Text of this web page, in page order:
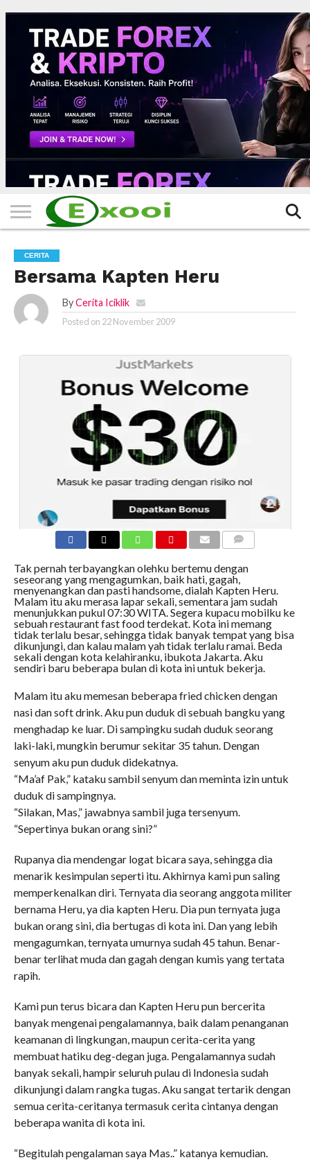
HOME
FILTER
BERITA
BIODATA
CERITA
CERPEN
EKSKLUSIF
FOTO
VIDEO
TIPS
MORE
CERITA
Bersama Kapten Heru
By Cerita Iciklik
Posted on 22 November 2009
Tak pernah terbayangkan olehku bertemu dengan
seseorang yang mengagumkan, baik hati, gagah,
menyenangkan dan pasti handsome, dialah Kapten Heru.
Malam itu aku merasa lapar sekali, sementara jam sudah
menunjukkan pukul 07:30 WITA. Segera kupacu mobilku ke
sebuah restaurant fast food terdekat. Kota ini memang
tidak terlalu besar, sehingga tidak banyak tempat yang bisa
dikunjungi, dan kalau malam yah tidak terlalu ramai. Beda
sekali dengan kota kelahiranku, ibukota Jakarta. Aku
sendiri baru beberapa bulan di kota ini untuk bekerja.
Malam itu aku memesan beberapa fried chicken dengan
nasi dan soft drink. Aku pun duduk di sebuah bangku yang
menghadap ke luar. Di sampingku sudah duduk seorang
laki-laki, mungkin berumur sekitar 35 tahun. Dengan
senyum aku pun duduk didekatnya.
“Ma’af Pak,” kataku sambil senyum dan meminta izin untuk
duduk di sampingnya.
“Silakan, Mas,” jawabnya sambil juga tersenyum.
“Sepertinya bukan orang sini?”
Rupanya dia mendengar logat bicara saya, sehingga dia
menarik kesimpulan seperti itu. Akhirnya kami pun saling
memperkenalkan diri. Ternyata dia seorang anggota militer
bernama Heru, ya dia kapten Heru. Dia pun ternyata juga
bukan orang sini, dia bertugas di kota ini. Dan yang lebih
mengagumkan, ternyata umurnya sudah 45 tahun. Benar-
benar terlihat muda dan gagah dengan kumis yang tertata
rapih.
Kami pun terus bicara dan Kapten Heru pun bercerita
banyak mengenai pengalamannya, baik dalam penanganan
keamanan di lingkungan, maupun cerita-cerita yang
membuat hatiku deg-degan juga. Pengalamannya sudah
banyak sekali, hampir seluruh pulau di Indonesia sudah
dikunjungi dalam rangka tugas. Aku sangat tertarik dengan
semua cerita-ceritanya termasuk cerita cintanya dengan
beberapa wanita di kota ini.
“Begitulah pengalaman saya Mas..” katanya kemudian.